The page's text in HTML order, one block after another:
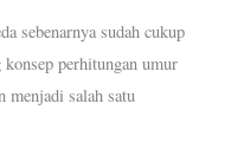
sebenarnya sudah cukup
perhitungan umur
menjadi salah satu